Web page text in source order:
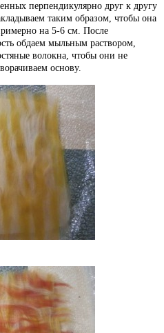
перпендикулярно друг к другу
таким образом, чтобы она
на 5-6 см. После
обдаем мыльным раствором,
волокна, чтобы они не
основу.